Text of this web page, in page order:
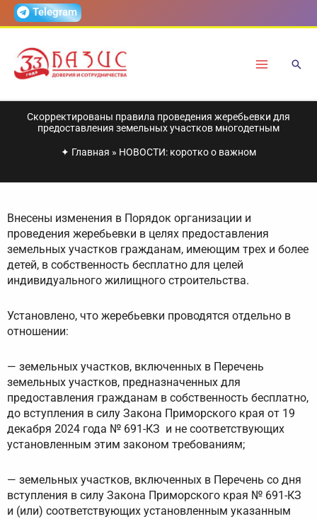
ПерейтиTelegram
Скорректированы правила проведения жеребьевки для
предоставления земельных участков многодетным
✦ Главная » НОВОСТИ: коротко о важном
Внесены изменения в Порядок организации и
проведения жеребьевки в целях предоставления
земельных участков гражданам, имеющим трех и более
детей, в собственность бесплатно для целей
индивидуального жилищного строительства.
Установлено, что жеребьевки проводятся отдельно в
отношении:
— земельных участков, включенных в Перечень
земельных участков, предназначенных для
предоставления гражданам в собственность бесплатно,
до вступления в силу Закона Приморского края от 19
декабря 2024 года № 691-КЗ и не соответствующих
установленным этим законом требованиям;
— земельных участков, включенных в Перечень со дня
вступления в силу Закона Приморского края № 691-КЗ
и (или) соответствующих установленным указанным